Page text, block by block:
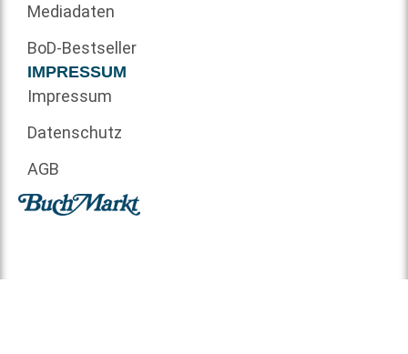
Mediadaten
BoD-Bestseller
IMPRESSUM
Impressum
Datenschutz
AGB